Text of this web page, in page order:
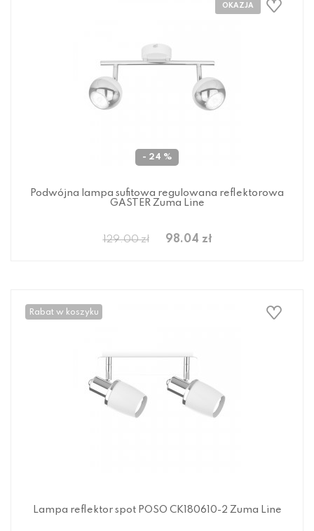
- 24 %
Podwójna lampa sufitowa regulowana reflektorowa
GASTER Zuma Line
129.00 zł 98.04 zł
Rabat w koszyku
Lampa reflektor spot POSO CK180610-2 Zuma Line